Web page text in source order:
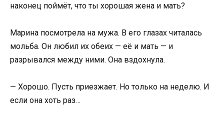
наконец поймёт, что ты хорошая жена и мать?
Марина посмотрела на мужа. В его глазах читалась
мольба. Он любил их обеих — её и мать — и
разрывался между ними. Она вздохнула.
— Хорошо. Пусть приезжает. Но только на неделю. И
если она хоть раз…